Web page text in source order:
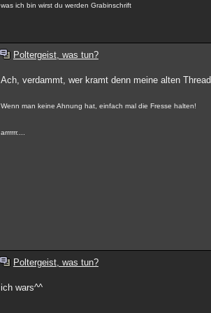
was ich bin wirst du werden Grabinschrift
Poltergeist, was tun?
Ach, verdammt, wer kramt denn meine alten
Wenn man keine Ahnung hat, einfach mal die Fresse halten!
arrrrrr....
Poltergeist, was tun?
ich wars^^